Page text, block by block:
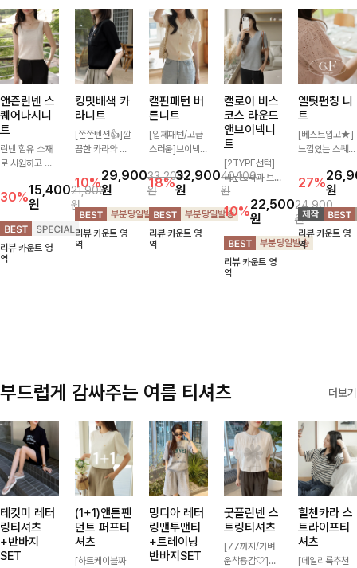
앤즌린넨 스
퀘어나시니
트
린넨 함유 소재
로 시원하고 쾌
좋은 나시 니트
🌿 깔끔한 스퀘
어넥 디자인이
쇄골 라인을 더
욱 여리하고 여
성스럽게 연출해
30%15,400
원
21,900
원
리뷰 카운트 영
역
킹밋배색 카
라니트
[쫀쫀텐션👍]깔
끔한 카라와 반
만나 하나만 입
어도 완성도 높
은 스타일링을
연출해드려요 부
담 없이 즐기기
좋은 데일리 니
10%29,900
원
33,200
원
리뷰 카운트 영
역
캘핀패턴 버
튼니트
[입체패턴/고급
스러움]브이넥
패턴이 어우러져
포인트 있게 즐
기기 좋은 가디
건 🤍 가볍게 걸
쳐주기만 해도
스타일리시한 무
18%32,900
원
40,100
원
리뷰 카운트 영
역
캘로이 비스
코스 라운드
앤브이넥니
트
[2TYPE선택]
라운드넥과 브이
넥 두 가지 디자
인으로 취향에
맞게 선택 가능
한 베이직 니트
🤍 깔끔한 실루
엣과 부드러운
착용감으로 단독
10%22,500
원
24,900
원
리뷰 카운트 영
역
엘팃펀칭 니
트
[베스트입고★]
느낌있는 스퀘어
으로 세련됨이
묻어나는 니트:)
시원쫀쫀함 가
득, 여성스러운
룩을 완성해봐요
♡
27%원
리뷰 카운트 영
역
부드럽게 감싸주는 여름 티셔츠 더보기
테킷미 레터
링티셔츠
+반바지
SET
(1+1)앤튼펜
던트 퍼프티
셔츠
[하트케이블짜
밍디아 레터
링맨투맨티
+트레이닝
반바지SET
굿플린넨 스
트링티셔츠
[77까지/가벼
운착용감🤍]린
힐첸카라 스
트라이프티
셔츠
[데일리룩추천